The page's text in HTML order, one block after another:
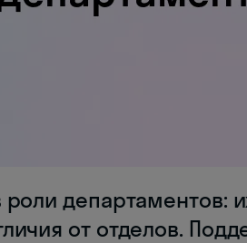
роли департаментов:
от отделов.